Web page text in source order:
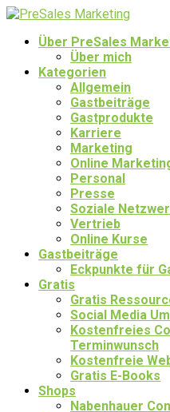
Über PreSales
Über mich
Kategorien
Allgemein
Gastbeiträge
Gastprodukte
Karriere
Marketing
Online
Personal
Presse
Soziale
Vertrieb
Online Kurse
Gastbeiträge
Eckpunkte für
Gratis
Gratis
Social Media
Kostenfreies
Terminwunsch
Kostenfreie
Gratis E-Books
Shops
Nabenhauer